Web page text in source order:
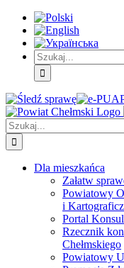
Skip
Treść
główna
Skip
Menu
główne
Skip
Menu
dodatkowe
Szukaj
Śledź
sprawę
E-
PUAP
Szukaj
Dla mieszkańca
Załatw
Powiatowy
i
Portal
Rzecznik
Chełmskiego
Powiatowy